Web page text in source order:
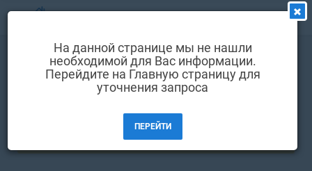
Выбрать язык
Вход и регистрация
Комментарии к объявления
Аренда Квартира
ФИЛЬТРЫ (1)
На данной странице мы не нашли
необходимой для Вас информации.
Перейдите на Главную страницу для
уточнения запроса
ПЕРЕЙТИ